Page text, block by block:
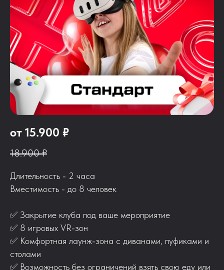
от 15.900 ₽
18.900 ₽
Длительность - 2 часа
Вместимость - до 8 человек
✅ Закрытие клуба под ваше мероприятие
✅ 8 игровых VR-зон
✅ Комфортная лаунж-зона с диванами, пуфиками и
столами
✅ Возможность без ограничений взять свою еду или